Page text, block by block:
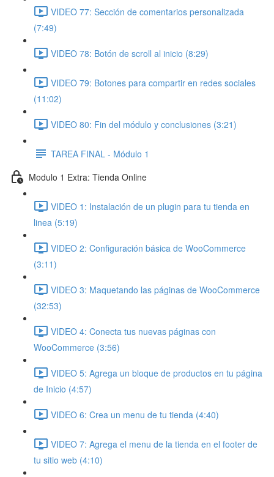
VIDEO 77: Sección de comentarios personalizada
(7:49)
VIDEO 78: Botón de scroll al inicio (8:29)
VIDEO 79: Botones para compartir en redes sociales
(11:02)
VIDEO 80: Fin del módulo y conclusiones (3:21)
TAREA FINAL - Módulo 1
Modulo 1 Extra: Tienda Online
VIDEO 1: Instalación de un plugin para tu tienda en
linea (5:19)
VIDEO 2: Configuración básica de WooCommerce
(3:11)
VIDEO 3: Maquetando las páginas de WooCommerce
(32:53)
VIDEO 4: Conecta tus nuevas páginas con
WooCommerce (3:56)
VIDEO 5: Agrega un bloque de productos en tu página
de Inicio (4:57)
VIDEO 6: Crea un menu de tu tienda (4:40)
VIDEO 7: Agrega el menu de la tienda en el footer de
tu sitio web (4:10)